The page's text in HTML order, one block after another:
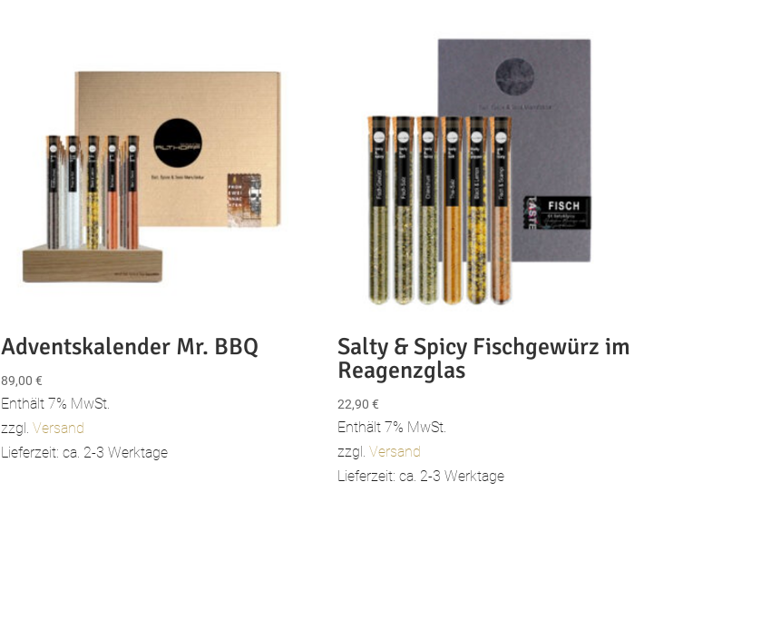
Adventskalender Mr. BBQ
89,00 €
Enthält 7% MwSt.
zzgl. Versand
Lieferzeit: ca. 2-3 Werktage
Salty & Spicy Fischgewürz im
Reagenzglas
22,90€
Enthält 7% MwSt.
zzgl.Versand
Lieferzeit: ca. 2-3 Werktage